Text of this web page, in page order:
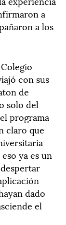
a
a los
con sus
de
solo del
programa
claro que
ya es un
dado
el